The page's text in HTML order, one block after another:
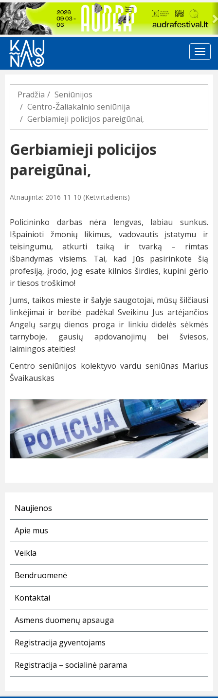
Previous
Pradžia
Seniūnijos
Centro-Žaliakalnio seniūnija
Gerbiamieji policijos pareigūnai,
Gerbiamieji policijos
pareigūnai,
Atnaujinta: 2016-11-10 (Ketvirtadienis)
Policininko darbas nėra lengvas, labiau sunkus.
Išpainioti žmonių likimus, vadovautis įstatymu ir
teisingumu, atkurti taiką ir tvarką – rimtas
išbandymas visiems. Tai, kad Jūs pasirinkote šią
profesiją, įrodo, jog esate kilnios širdies, kupini gėrio
ir tiesos troškimo!
Jums, taikos mieste ir šalyje saugotojai, mūsų šilčiausi
linkėjimai ir beribė padėka! Sveikinu Jus artėjančios
Angelų sargų dienos proga ir linkiu didelės sėkmės
tarnyboje, gausių apdovanojimų bei šviesos,
laimingos ateities!
Centro seniūnijos kolektyvo vardu seniūnas Marius
Švaikauskas
Naujienos
Apie mus
Veikla
Bendruomenė
Kontaktai
Asmens duomenų apsauga
Registracija gyventojams
Registracija – socialinė parama